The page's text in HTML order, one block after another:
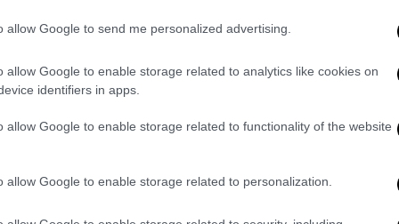
allow Google to send me personalized advertising.
allow Google to enable storage related to analytics like cookies on
identifiers in apps.
allow Google to enable storage related to functionality of the website
allow Google to enable storage related to personalization.
πρόεδρος της Νέας Αριστεράς Αλέξης
για την αποκατάσταση της Δημοκρατίας
από τον Kamel Kotkot, Παλαιστίνιο
από τη Γάζα που νοσηλεύεται στην